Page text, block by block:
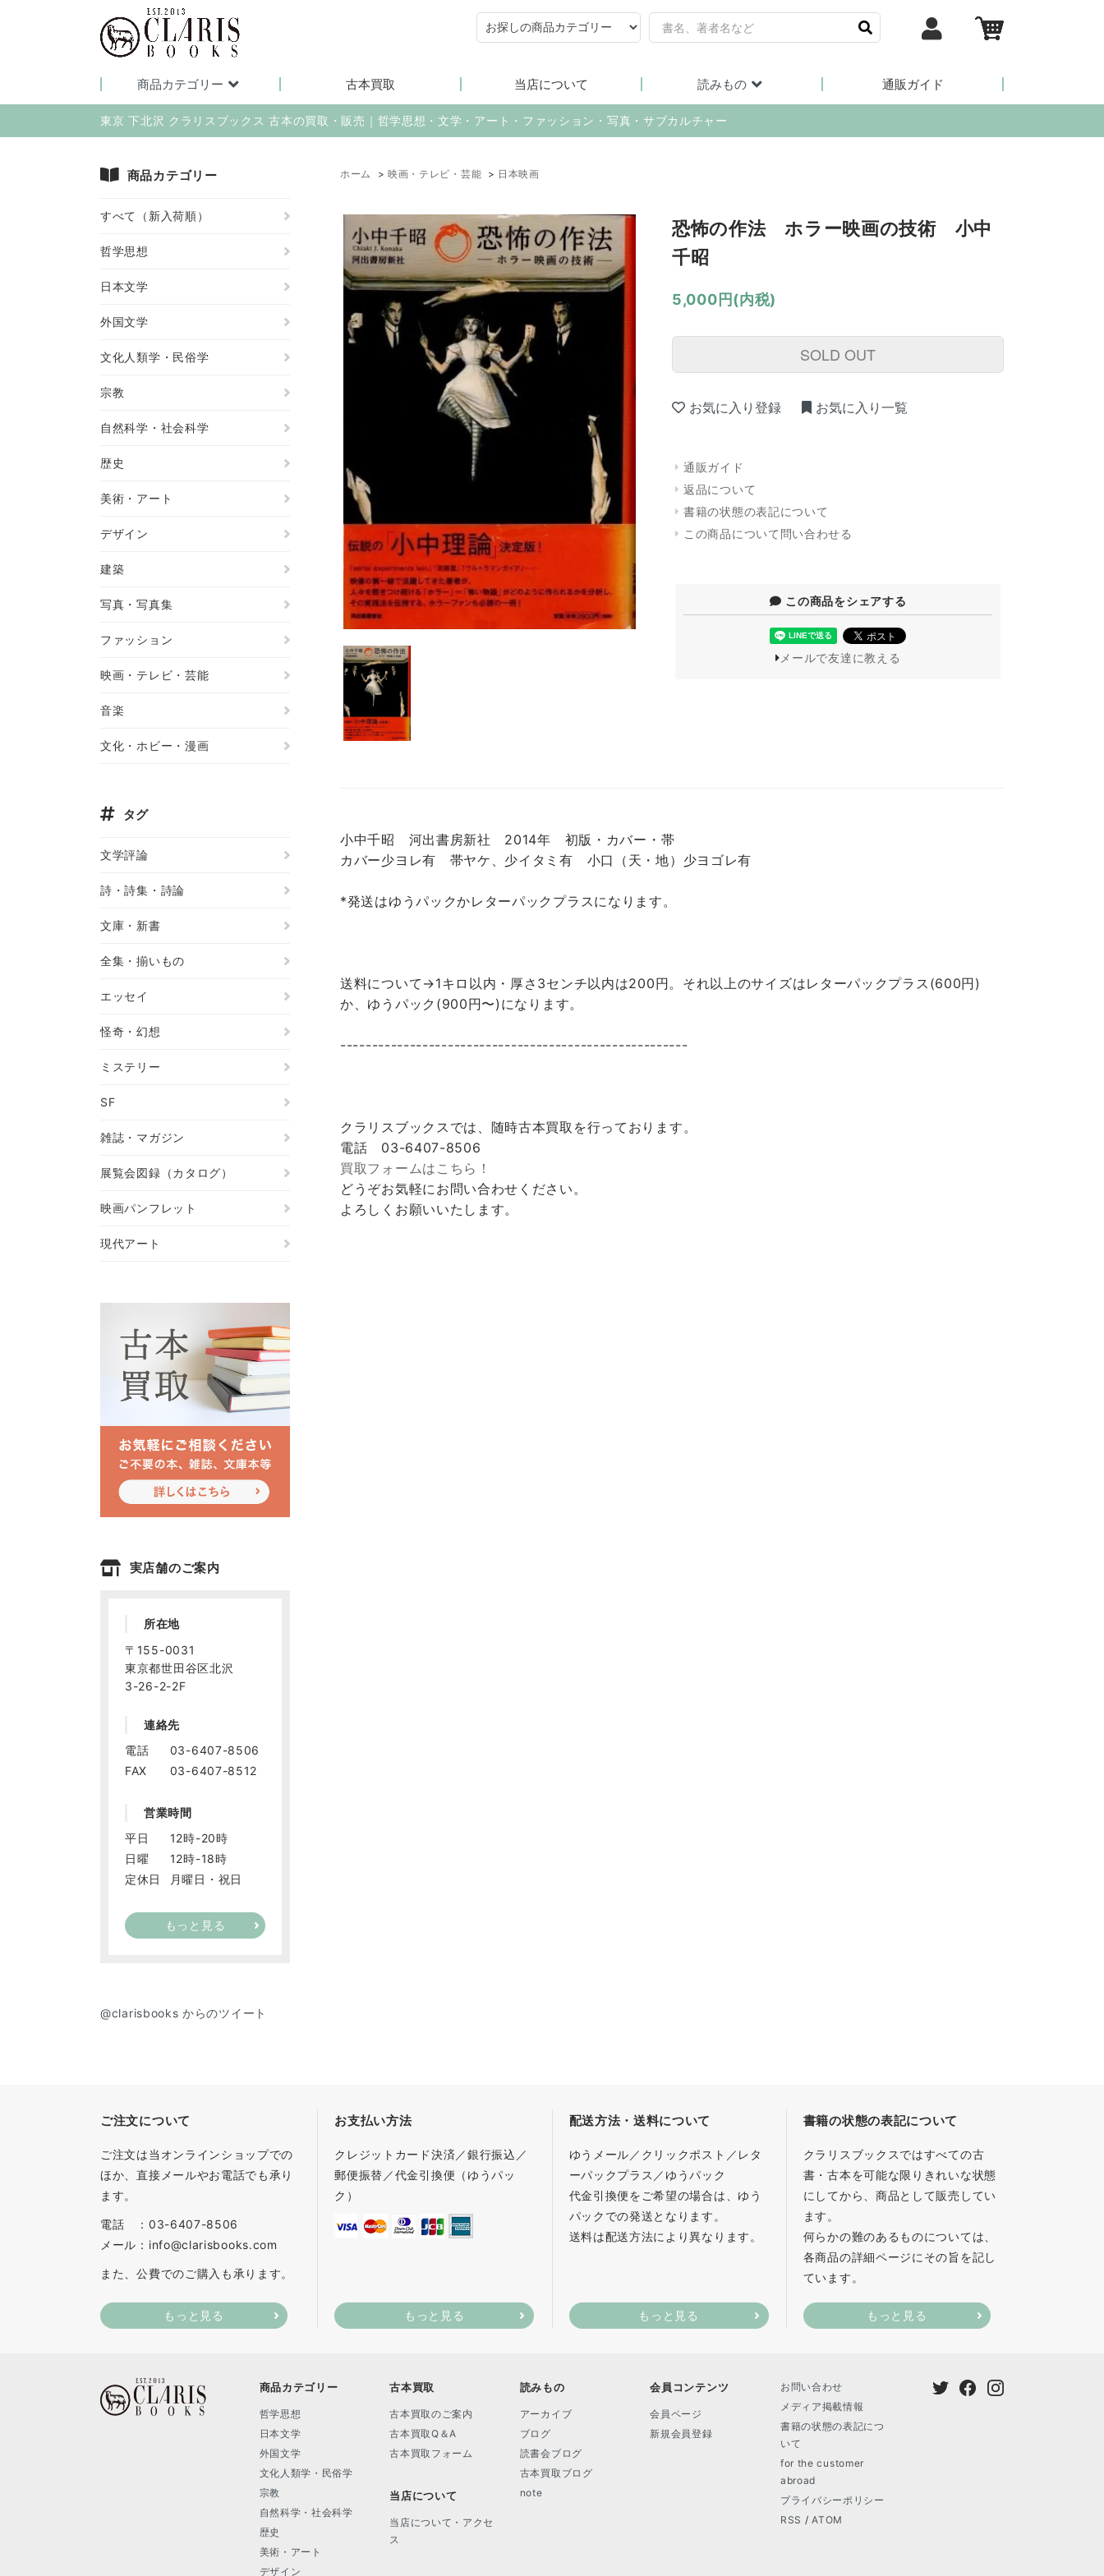
商品カテゴリー 古本買取 当店について 読みもの 通販ガイド
東京 下北沢 クラリスブックス 古本の買取・販売｜哲学思想・文学・アート・ファッション・写真・サブカルチャー
ホーム > 映画・テレビ・芸能 > 日本映画
恐怖の作法 ホラー映画の技術 小中
千昭
5,000円(内税)
SOLD OUT
お気に入り登録 お気に入り一覧
通販ガイド
返品について
書籍の状態の表記について
この商品について問い合わせる
この商品をシェアする
メールで友達に教える
小中千昭 河出書房新社 2014年 初版・カバー・帯
カバー少ヨレ有 帯ヤケ、少イタミ有 小口（天・地）少ヨゴレ有
*発送はゆうパックかレターパックプラスになります。
送料について→1キロ以内・厚さ3センチ以内は200円。それ以上のサイズはレターパックプラス(600円)
か、ゆうパック(900円〜)になります。
-------------------------------------------------------
クラリスブックスでは、随時古本買取を行っております。
電話 03-6407-8506
買取フォームはこちら！
どうぞお気軽にお問い合わせください。
よろしくお願いいたします。
商品カテゴリー
すべて（新入荷順）
哲学思想
日本文学
外国文学
文化人類学・民俗学
宗教
自然科学・社会科学
歴史
美術・アート
デザイン
建築
写真・写真集
ファッション
映画・テレビ・芸能
音楽
文化・ホビー・漫画
タグ
文学評論
詩・詩集・詩論
文庫・新書
全集・揃いもの
エッセイ
怪奇・幻想
ミステリー
SF
雑誌・マガジン
展覧会図録（カタログ）
映画パンフレット
現代アート
実店舗のご案内
所在地
〒155-0031
東京都世田谷区北沢
3-26-2-2F
連絡先
電話
03-6407-8506
FAX
03-6407-8512
営業時間
平日
12時-20時
日曜
12時-18時
定休日
月曜日・祝日
もっと見る
@clarisbooks からのツイート
ご注文について
ご注文は当オンラインショップでの
ほか、直接メールやお電話でも承り
ます。
電話 ：03-6407-8506
メール：info@clarisbooks.com
また、公費でのご購入も承ります。
もっと見る
お支払い方法
クレジットカード決済／銀行振込／
郵便振替／代金引換便（ゆうパッ
ク）
もっと見る
配送方法・送料について
ゆうメール／クリックポスト／レタ
ーパックプラス／ゆうパック
代金引換便をご希望の場合は、ゆう
パックでの発送となります。
送料は配送方法により異なります。
もっと見る
書籍の状態の表記について
クラリスブックスではすべての古
書・古本を可能な限りきれいな状態
にしてから、商品として販売してい
ます。
何らかの難のあるものについては、
各商品の詳細ページにその旨を記し
ています。
もっと見る
商品カテゴリー
哲学思想
日本文学
外国文学
文化人類学・民俗学
宗教
自然科学・社会科学
歴史
美術・アート
デザイン
古本買取
古本買取のご案内
古本買取Q＆A
古本買取フォーム
当店について
当店について・アクセ
ス
読みもの
アーカイブ
ブログ
読書会ブログ
古本買取ブログ
note
会員コンテンツ
会員ページ
新規会員登録
お問い合わせ
メディア掲載情報
書籍の状態の表記につ
いて
for the customer
abroad
プライバシーポリシー
RSS /ATOM